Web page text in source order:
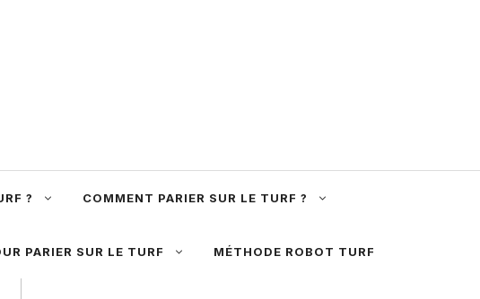
? COMMENT PARIER SUR LE TURF ?
PARIER SUR LE TURF MÉTHODE ROBOT TURF